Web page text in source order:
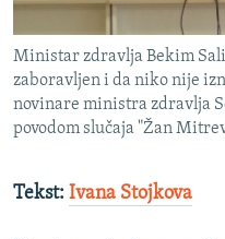
GENOCID U SREBRENICI
POPLAVE I KLIZIŠTA U BIH 2024.
TV LIBERTY
MOJA EVROPA
PRATITE NAS
Sve RFE/RL stranice
Ministar zdravlja Bekim
zaboravljen i da niko nije
novinare ministra zdravlja
povodom slučaja "Žan
Tekst: Ivana Stojkova